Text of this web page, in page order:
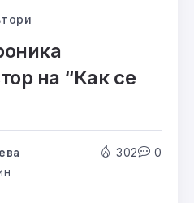
на “Как се
302 0